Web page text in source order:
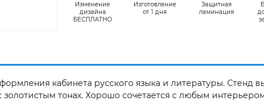
Изменение
дизайна
БЕСПЛАТНО
Изготовление
от 1 дня
Защитная
ламинация
кабинета русского языка и литературы. Стенд
тонах. Хорошо сочетается с любым